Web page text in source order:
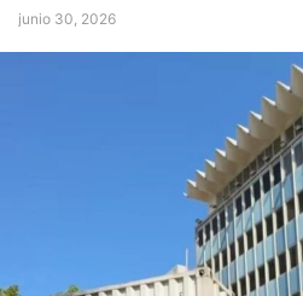
junio 30, 2026